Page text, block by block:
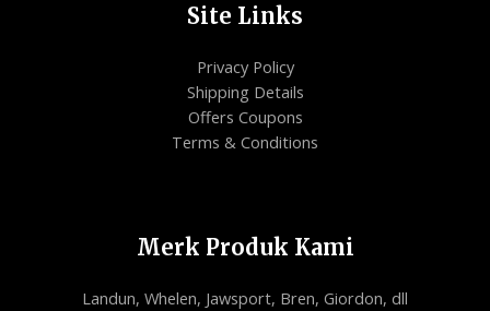
Site Links
Privacy Policy
Shipping Details
Offers Coupons
Terms & Conditions
Merk Produk Kami
Landun, Whelen, Jawsport, Bren, Giordon, dll